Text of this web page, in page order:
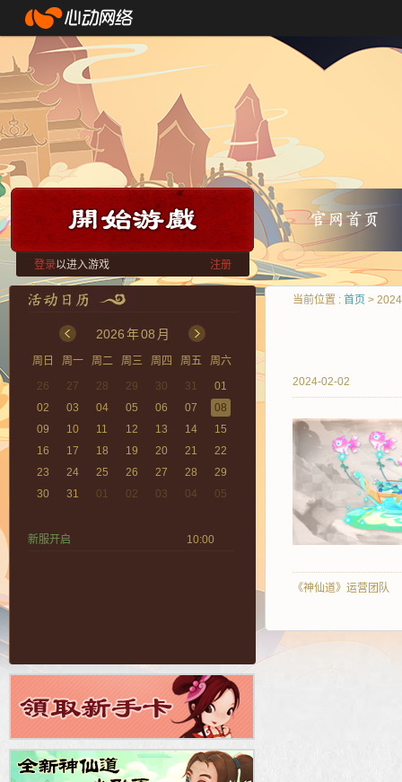
登录以进入游戏 注册
2026年08 月
周日 周一 周二 周三 周四 周五
周六
26
27 28 29 30 31
01
02
03 04 05 06 07
08
09
10 11 12 13 14
15
16
17 18 19 20 21
22
23
24 25 26 27 28
29
30
31 01 02 03 04 05
新服开启 10:00
当前位置 : 首页 >
2024-02-02
《神仙道》运营团队